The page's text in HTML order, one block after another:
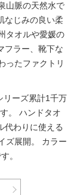
山脈の天然水で
なじみの良い柔
タオルや愛媛の
フラー、靴下な
ったファクトリ
リーズ累計1千万
。
ハンドタオ
代わりに使える
ズ展開。
カラー
。